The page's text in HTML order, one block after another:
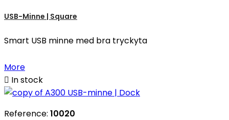
USB-Minne | Square
Smart USB minne med bra tryckyta
More
 In stock
Reference: 10020